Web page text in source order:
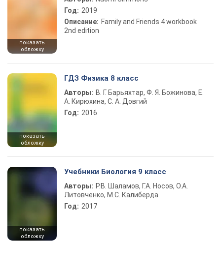
показать
обложку
Год: 2019
Описание: Family and Friends 4 workbook
2nd edition
показать
обложку
ГДЗ Физика 8 класс
Авторы: В. Г. Барьяхтар, Ф. Я. Божинова, Е.
А. Кирюхина, С. А. Довгий
Год: 2016
показать
обложку
Учебники Биология 9 класс
Авторы: Р.В. Шаламов, Г.А. Носов, О.А.
Литовченко, М.С. Калиберда
Год: 2017